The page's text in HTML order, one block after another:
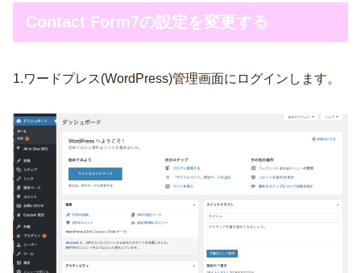
Contact Form7の設定を変更する
1.ワードプレス(WordPress)管理画面にログインします。